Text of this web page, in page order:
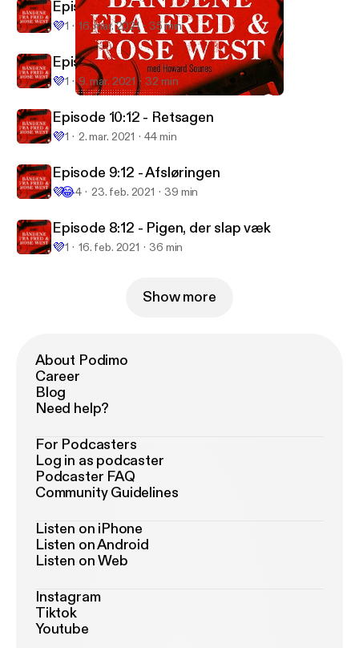
Uhørt: Båndene fra Fred & Rose West
Episode 12: 12 - Efterspillet
💜1 16. mar. 2021 35 min
Episode 11:12 - Søster
💜1 9. mar. 2021 32 min
Episode 10:12 - Retsagen
💜1 2. mar. 2021 44 min
Episode 9:12 - Afsløringen
💜😂4 23. feb. 2021 39 min
Episode 8:12 - Pigen, der slap væk
💜1 16. feb. 2021 36 min
Show more
About Podimo
Career
Blog
Need help?
For Podcasters
Log in as podcaster
Podcaster FAQ
Community Guidelines
Listen on iPhone
Listen on Android
Listen on Web
Instagram
Tiktok
Youtube